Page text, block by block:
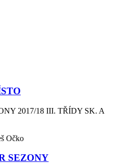
2017/18 III. TŘÍDY SK. A
Očko
SEZONY